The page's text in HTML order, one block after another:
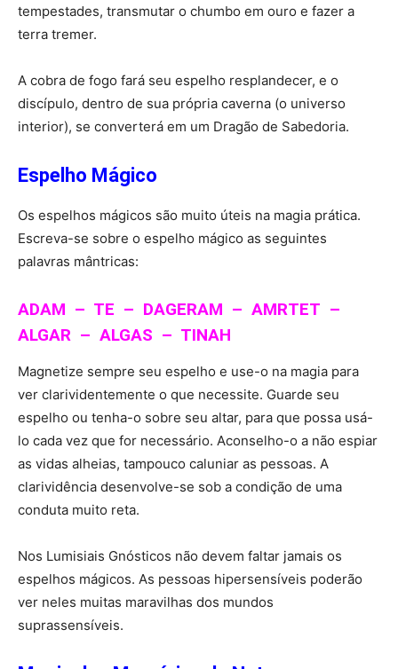
tempestades, transmutar o chumbo em ouro e fazer a
terra tremer.
A cobra de fogo fará seu espelho resplandecer, e o
discípulo, dentro de sua própria caverna (o universo
interior), se converterá em um Dragão de Sabedoria.
Espelho Mágico
Os espelhos mágicos são muito úteis na magia prática.
Escreva-se sobre o espelho mágico as seguintes
palavras mântricas:
ADAM – TE – DAGERAM – AMRTET –
ALGAR – ALGAS – TINAH
Magnetize sempre seu espelho e use-o na magia para
ver clarividentemente o que necessite. Guarde seu
espelho ou tenha-o sobre seu altar, para que possa usá-
lo cada vez que for necessário. Aconselho-o a não espiar
as vidas alheias, tampouco caluniar as pessoas. A
clarividência desenvolve-se sob a condição de uma
conduta muito reta.
Nos Lumisiais Gnósticos não devem faltar jamais os
espelhos mágicos. As pessoas hipersensíveis poderão
ver neles muitas maravilhas dos mundos
suprassensíveis.